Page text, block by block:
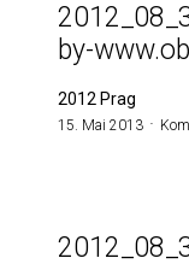
by-
2012 Prag
15. Mai 2013